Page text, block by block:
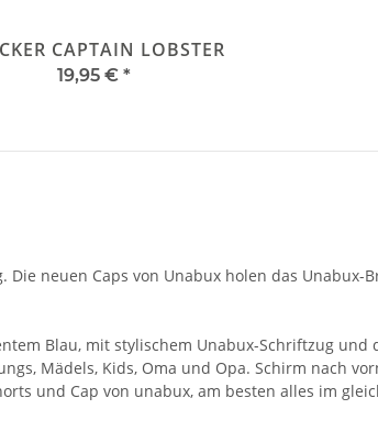
CAPTAIN LOBSTER
19,95 € *
neuen Caps von Unabux holen das Unabux-
Blau, mit stylischem Unabux-Schriftzug
Mädels, Kids, Oma und Opa. Schirm nach
und Cap von unabux, am besten alles im